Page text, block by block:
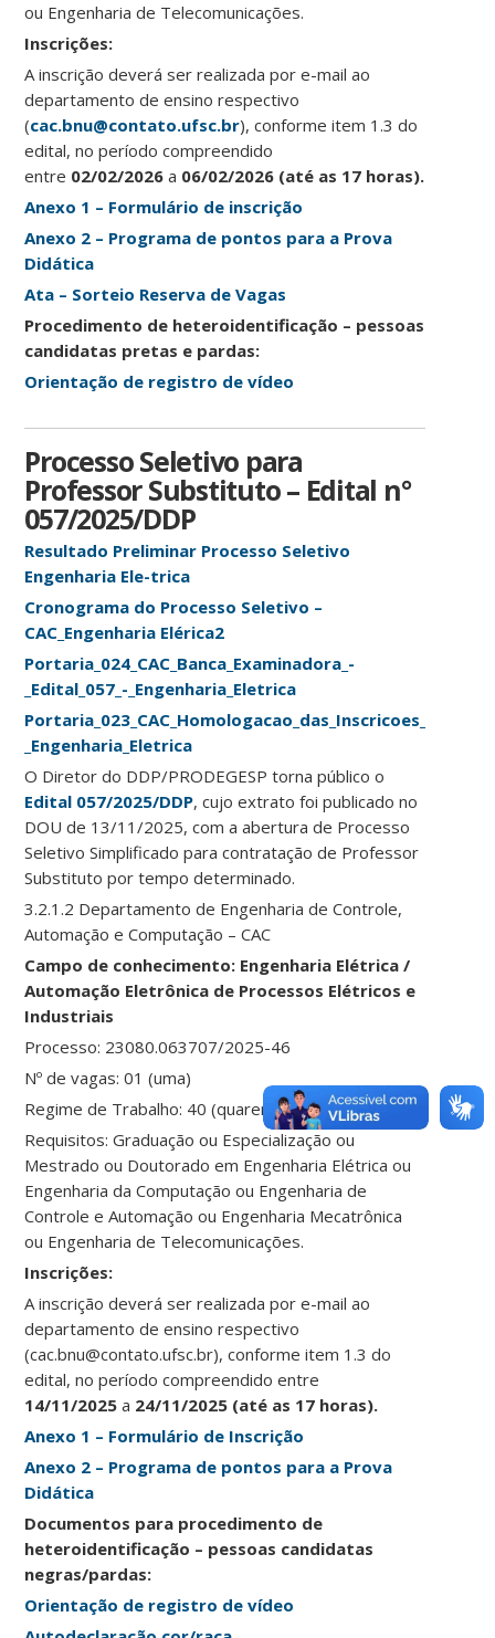
ou Engenharia de Telecomunicações.
Inscrições:
A inscrição deverá ser realizada por e-mail ao
departamento de ensino respectivo
(cac.bnu@contato.ufsc.br), conforme item 1.3 do
edital, no período compreendido
entre 02/02/2026 a 06/02/2026 (até as 17 horas).
Anexo 1 – Formulário de inscrição
Anexo 2 – Programa de pontos para a Prova
Didática
Ata – Sorteio Reserva de Vagas
Procedimento de heteroidentificação – pessoas
candidatas pretas e pardas:
Orientação de registro de vídeo
Processo Seletivo para
Professor Substituto – Edital n°
057/2025/DDP
Resultado Preliminar Processo Seletivo
Engenharia Ele-trica
Cronograma do Processo Seletivo –
CAC_Engenharia Elérica2
Portaria_024_CAC_Banca_Examinadora_-
_Edital_057_-_Engenharia_Eletrica
Portaria_023_CAC_Homologacao_das_Inscricoes_-
_Engenharia_Eletrica
O Diretor do DDP/PRODEGESP torna público o
Edital 057/2025/DDP, cujo extrato foi publicado no
DOU de 13/11/2025, com a abertura de Processo
Seletivo Simplificado para contratação de Professor
Substituto por tempo determinado.
3.2.1.2 Departamento de Engenharia de Controle,
Automação e Computação – CAC
Campo de conhecimento: Engenharia Elétrica /
Automação Eletrônica de Processos Elétricos e
Industriais
Processo: 23080.063707/2025-46
Nº de vagas: 01 (uma)
Regime de Trabalho: 40 (quarenta) horas semanais
Requisitos: Graduação ou Especialização ou
Mestrado ou Doutorado em Engenharia Elétrica ou
Engenharia da Computação ou Engenharia de
Controle e Automação ou Engenharia Mecatrônica
ou Engenharia de Telecomunicações.
Inscrições:
A inscrição deverá ser realizada por e-mail ao
departamento de ensino respectivo
(cac.bnu@contato.ufsc.br), conforme item 1.3 do
edital, no período compreendido entre
14/11/2025 a 24/11/2025 (até as 17 horas).
Anexo 1 – Formulário de Inscrição
Anexo 2 – Programa de pontos para a Prova
Didática
Documentos para procedimento de
heteroidentificação – pessoas candidatas
negras/pardas:
Orientação de registro de vídeo